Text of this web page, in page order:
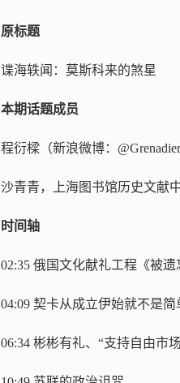
原标题
谍海轶闻：莫斯科来的煞星
本期话题成员
程衍樑（新浪微博：
沙青青，上海图书馆历史文献
时间轴
02:35 俄国文化献礼工程《被
04:09 契卡从成立伊始就不是简
06:34 彬彬有礼、“支持自由市